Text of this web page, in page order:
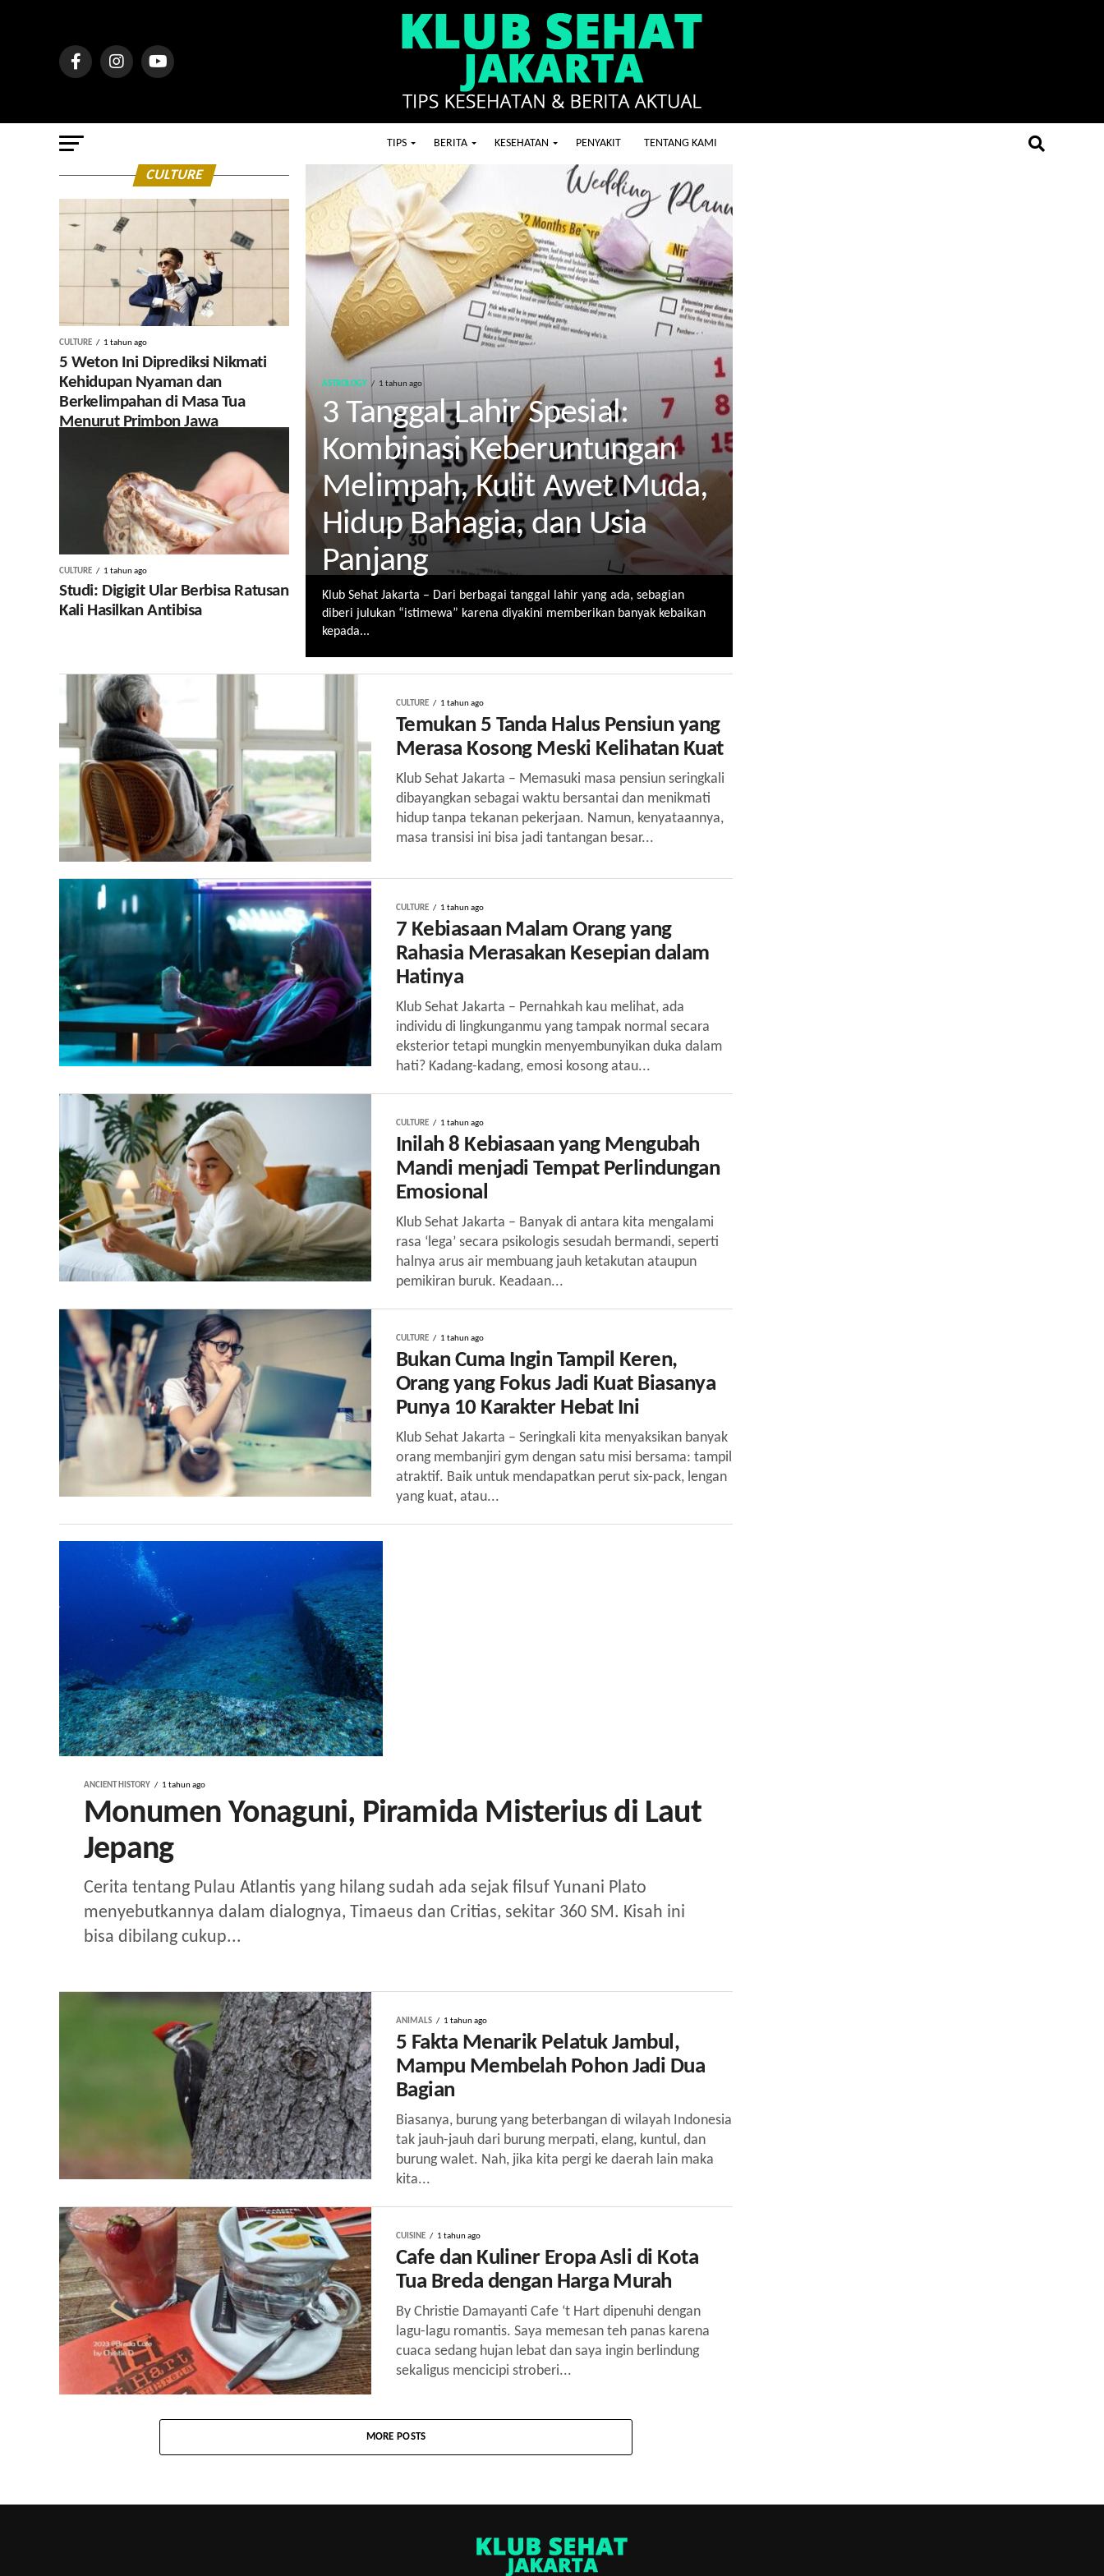
TIPS BERITA KESEHATAN PENYAKIT TENTANG KAMI
ASTROLOGY 1 tahun ago
3 Tanggal Lahir Spesial:
Kombinasi Keberuntungan
Melimpah, Kulit Awet Muda,
Hidup Bahagia, dan Usia
Panjang
Klub Sehat Jakarta – Dari berbagai tanggal lahir yang ada, sebagian
diberi julukan “istimewa” karena diyakini memberikan banyak kebaikan
kepada...
CULTURE
CULTURE 1 tahun ago
5 Weton Ini Diprediksi Nikmati
Kehidupan Nyaman dan
Berkelimpahan di Masa Tua
Menurut Primbon Jawa
CULTURE 1 tahun ago
Studi: Digigit Ular Berbisa Ratusan
Kali Hasilkan Antibisa
CULTURE 1 tahun ago
Temukan 5 Tanda Halus Pensiun yang
Merasa Kosong Meski Kelihatan Kuat
Klub Sehat Jakarta – Memasuki masa pensiun seringkali
dibayangkan sebagai waktu bersantai dan menikmati
hidup tanpa tekanan pekerjaan. Namun, kenyataannya,
masa transisi ini bisa jadi tantangan besar...
CULTURE 1 tahun ago
7 Kebiasaan Malam Orang yang
Rahasia Merasakan Kesepian dalam
Hatinya
Klub Sehat Jakarta – Pernahkah kau melihat, ada
individu di lingkunganmu yang tampak normal secara
eksterior tetapi mungkin menyembunyikan duka dalam
hati? Kadang-kadang, emosi kosong atau...
CULTURE 1 tahun ago
Inilah 8 Kebiasaan yang Mengubah
Mandi menjadi Tempat Perlindungan
Emosional
Klub Sehat Jakarta – Banyak di antara kita mengalami
rasa ‘lega’ secara psikologis sesudah bermandi, seperti
halnya arus air membuang jauh ketakutan ataupun
pemikiran buruk. Keadaan...
CULTURE 1 tahun ago
Bukan Cuma Ingin Tampil Keren,
Orang yang Fokus Jadi Kuat Biasanya
Punya 10 Karakter Hebat Ini
Klub Sehat Jakarta – Seringkali kita menyaksikan banyak
orang membanjiri gym dengan satu misi bersama: tampil
atraktif. Baik untuk mendapatkan perut six-pack, lengan
yang kuat, atau...
ANCIENT HISTORY 1 tahun ago
Monumen Yonaguni, Piramida Misterius di Laut
Jepang
Cerita tentang Pulau Atlantis yang hilang sudah ada sejak filsuf Yunani Plato
menyebutkannya dalam dialognya, Timaeus dan Critias, sekitar 360 SM. Kisah ini
bisa dibilang cukup...
ANIMALS 1 tahun ago
5 Fakta Menarik Pelatuk Jambul,
Mampu Membelah Pohon Jadi Dua
Bagian
Biasanya, burung yang beterbangan di wilayah Indonesia
tak jauh-jauh dari burung merpati, elang, kuntul, dan
burung walet. Nah, jika kita pergi ke daerah lain maka
kita...
CUISINE 1 tahun ago
Cafe dan Kuliner Eropa Asli di Kota
Tua Breda dengan Harga Murah
By Christie Damayanti Cafe ‘t Hart dipenuhi dengan
lagu-lagu romantis. Saya memesan teh panas karena
cuaca sedang hujan lebat dan saya ingin berlindung
sekaligus mencicipi stroberi...
MORE POSTS